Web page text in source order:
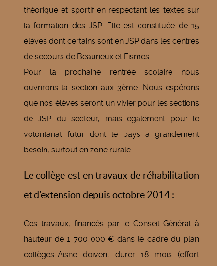
théorique et sportif en respectant les textes sur
la formation des JSP. Elle est constituée de 15
élèves dont certains sont en JSP dans les centres
de secours de Beaurieux et Fismes.
Pour la prochaine rentrée scolaire nous
ouvrirons la section aux 3ème. Nous espérons
que nos élèves seront un vivier pour les sections
de JSP du secteur, mais également pour le
volontariat futur dont le pays a grandement
besoin, surtout en zone rurale.
Le collège est en travaux de réhabilitation
et d’extension depuis octobre 2014 :
Ces travaux, financés par le Conseil Général à
hauteur de 1 700 000 € dans le cadre du plan
collèges-Aisne doivent durer 18 mois (effort